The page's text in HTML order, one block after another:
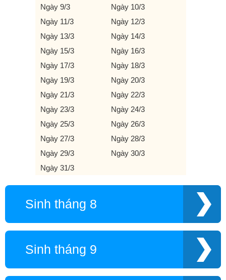
Ngày 9/3
Ngày 10/3
Ngày 11/3
Ngày 12/3
Ngày 13/3
Ngày 14/3
Ngày 15/3
Ngày 16/3
Ngày 17/3
Ngày 18/3
Ngày 19/3
Ngày 20/3
Ngày 21/3
Ngày 22/3
Ngày 23/3
Ngày 24/3
Ngày 25/3
Ngày 26/3
Ngày 27/3
Ngày 28/3
Ngày 29/3
Ngày 30/3
Ngày 31/3
Sinh tháng 8
Sinh tháng 9